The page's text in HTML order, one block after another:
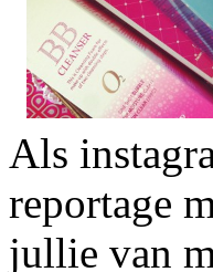
Als
reportage
jullie van